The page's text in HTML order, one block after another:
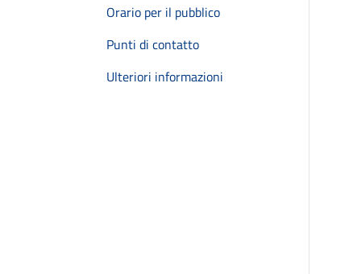
Orario per il pubblico
Punti di contatto
Ulteriori informazioni